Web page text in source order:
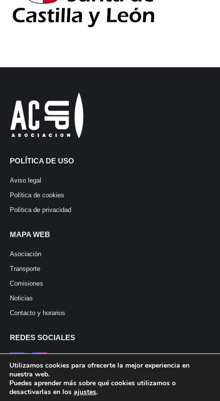
POLÍTICA DE USO
Aviso legal
Política de cookies
Política de privacidad
MAPA WEB
Asociación
Transporte
Comisiones
Noticias
Contacto y horarios
REDES SOCIALES
Utilizamos cookies para ofrecerte la mejor experiencia en
nuestra web.
Puedes aprender más sobre qué cookies utilizamos o
desactivarlas en los ajustes.